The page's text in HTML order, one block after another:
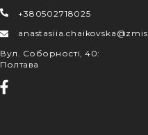
+380502718025
Вул. Соборності, 40:
Полтава